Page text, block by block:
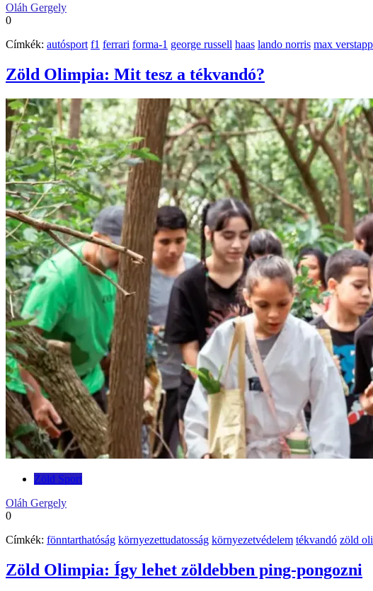
Oláh Gergely
0
Címkék: autósport f1 ferrari forma-1 george russell haas lando norris max
Zöld Olimpia: Mit tesz a tékvandó?
Zöld Sport
Oláh Gergely
0
Címkék: fönntarthatóság környezettudatosság környezetvédelem tékvandó zöld
Zöld Olimpia: Így lehet zöldebben ping-pongozni